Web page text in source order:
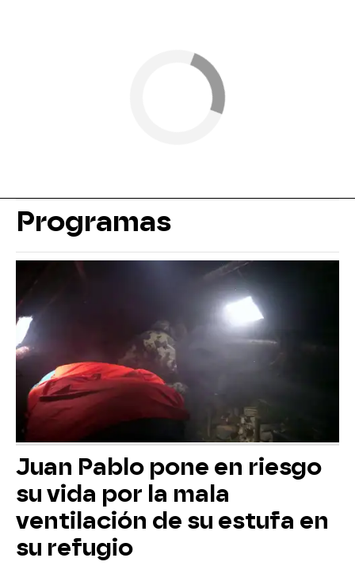
Programas
Juan Pablo pone en riesgo
su vida por la mala
ventilación de su estufa en
su refugio